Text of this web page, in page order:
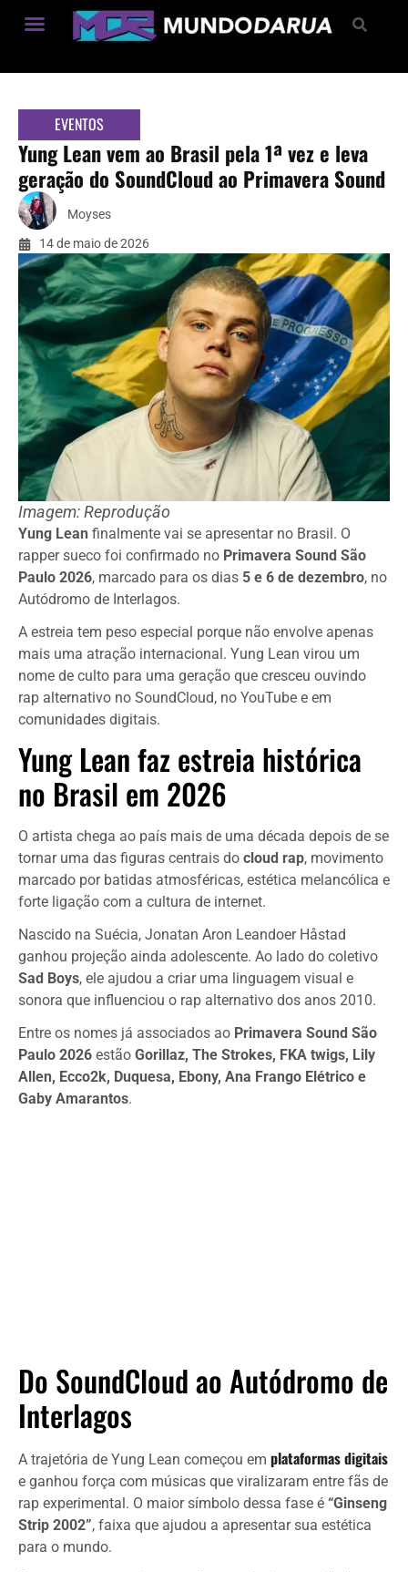
EVENTOS
Yung Lean vem ao Brasil pela 1ª vez e leva
geração do SoundCloud ao Primavera Sound
Moyses
14 de maio de 2026
Imagem: Reprodução
Yung Lean finalmente vai se apresentar no Brasil. O
rapper sueco foi confirmado no Primavera Sound São
Paulo 2026, marcado para os dias 5 e 6 de dezembro, no
Autódromo de Interlagos.
A estreia tem peso especial porque não envolve apenas
mais uma atração internacional. Yung Lean virou um
nome de culto para uma geração que cresceu ouvindo
rap alternativo no SoundCloud, no YouTube e em
comunidades digitais.
Yung Lean faz estreia histórica
no Brasil em 2026
O artista chega ao país mais de uma década depois de se
tornar uma das figuras centrais do cloud rap, movimento
marcado por batidas atmosféricas, estética melancólica e
forte ligação com a cultura de internet.
Nascido na Suécia, Jonatan Aron Leandoer Håstad
ganhou projeção ainda adolescente. Ao lado do coletivo
Sad Boys, ele ajudou a criar uma linguagem visual e
sonora que influenciou o rap alternativo dos anos 2010.
Entre os nomes já associados ao Primavera Sound São
Paulo 2026 estão Gorillaz, The Strokes, FKA twigs, Lily
Allen, Ecco2k, Duquesa, Ebony, Ana Frango Elétrico e
Gaby Amarantos.
Do SoundCloud ao Autódromo de
Interlagos
A trajetória de Yung Lean começou em plataformas digitais
e ganhou força com músicas que viralizaram entre fãs de
rap experimental. O maior símbolo dessa fase é “Ginseng
Strip 2002”, faixa que ajudou a apresentar sua estética
para o mundo.